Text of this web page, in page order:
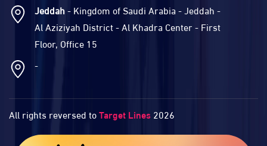
Jeddah- Kingdom of Saudi Arabia - Jeddah -
Al Aziziyah District - Al Khadra Center - First
Floor, Office 15
-
All rights reversed toTarget Lines 2026